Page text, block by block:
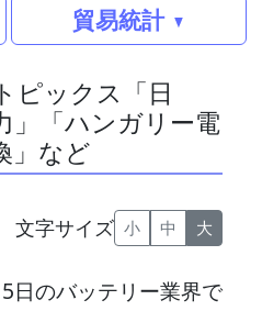
貿易統計
ピックス「日
」「ハンガリー電
」など
文字サイズ 小 中 大
日のバッテリー業界で